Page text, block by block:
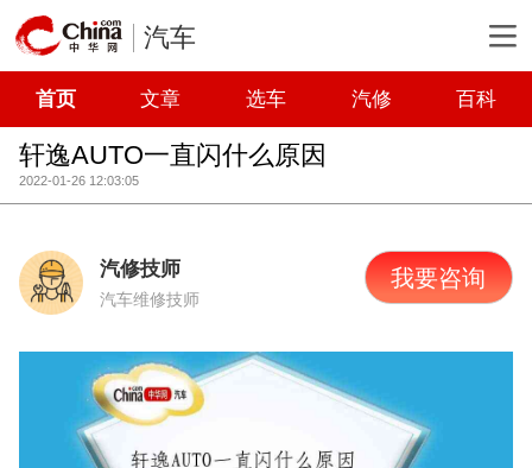
汽车
首页 文章 选车 汽修 百科
轩逸AUTO一直闪什么原因
2022-01-26 12:03:05
汽修技师
汽车维修技师
我要咨询